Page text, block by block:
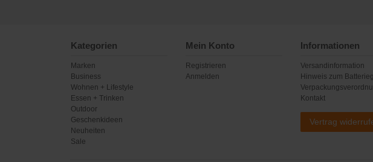
Kategorien
Marken
Business
Wohnen + Lifestyle
Essen + Trinken
Outdoor
Geschenkideen
Neuheiten
Sale
Mein Konto
Registrieren
Anmelden
Informationen
Versandinformation
Hinweis zum
Kontakt
Vertrag